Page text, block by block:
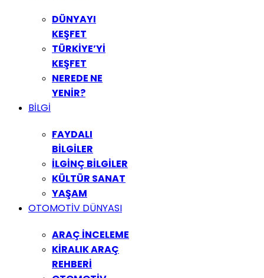
DÜNYAYI
KEŞFET
TÜRKİYE’Yİ
KEŞFET
NEREDE NE
YENİR?
BİLGİ
FAYDALI
BİLGİLER
İLGİNÇ BİLGİLER
KÜLTÜR SANAT
YAŞAM
OTOMOTİV DÜNYASI
ARAÇ İNCELEME
KİRALIK ARAÇ
REHBERİ